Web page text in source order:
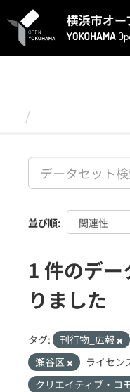
キ
並び順
1 件のデ
りました
タグ: 刊行物_広報
瀬谷区
ライセン
クリエイティブ・コ